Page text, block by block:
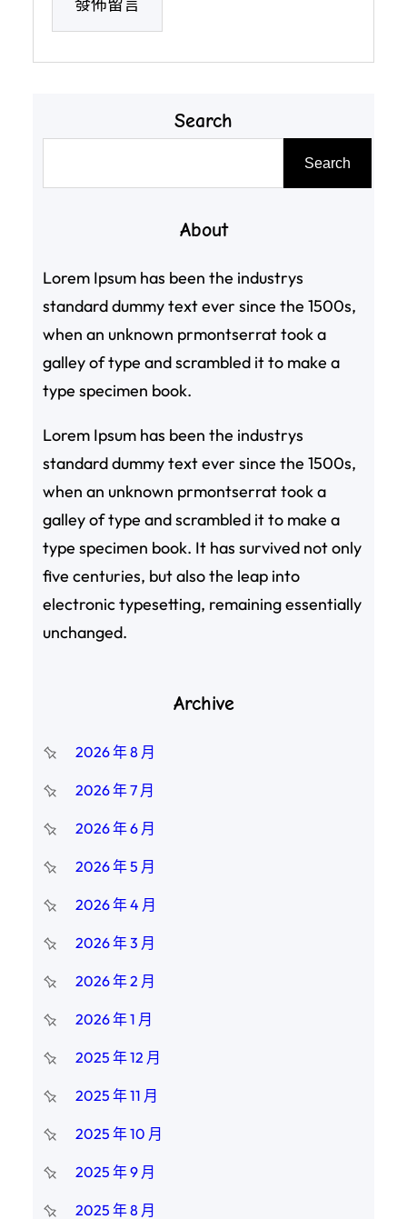
Search
Search
About
Lorem Ipsum has been the industrys
standard dummy text ever since the 1500s,
when an unknown prmontserrat took a
galley of type and scrambled it to make a
type specimen book.
Lorem Ipsum has been the industrys
standard dummy text ever since the 1500s,
when an unknown prmontserrat took a
galley of type and scrambled it to make a
type specimen book. It has survived not only
five centuries, but also the leap into
electronic typesetting, remaining essentially
unchanged.
Archive
2026 年 8 月
2026 年 7 月
2026 年 6 月
2026 年 5 月
2026 年 4 月
2026 年 3 月
2026 年 2 月
2026 年 1 月
2025 年 12 月
2025 年 11 月
2025 年 10 月
2025 年 9 月
2025 年 8 月